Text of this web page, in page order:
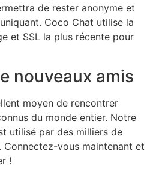
de rester anonyme et
Coco Chat utilise la
et SSL la plus récente pour
nouveaux amis
moyen de rencontrer
du monde entier. Notre
utilisé par des milliers de
Connectez-vous maintenant et
!